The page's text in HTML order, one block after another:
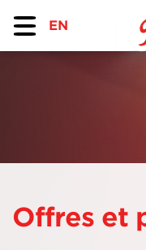
EN
Offres et